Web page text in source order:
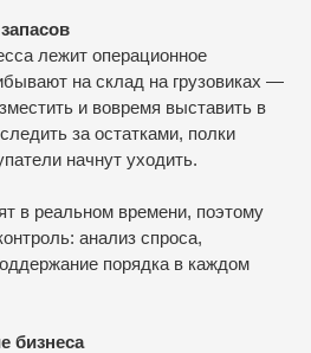
лежит операционное
на склад на грузовиках —
и вовремя выставить в
за остатками, полки
начнут уходить.
в реальном времени, поэтому
анализ спроса,
порядка в каждом
бизнеса